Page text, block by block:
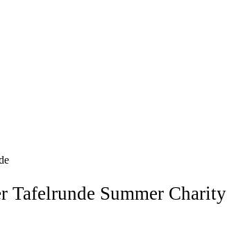
Tafelrunde Summer Charity